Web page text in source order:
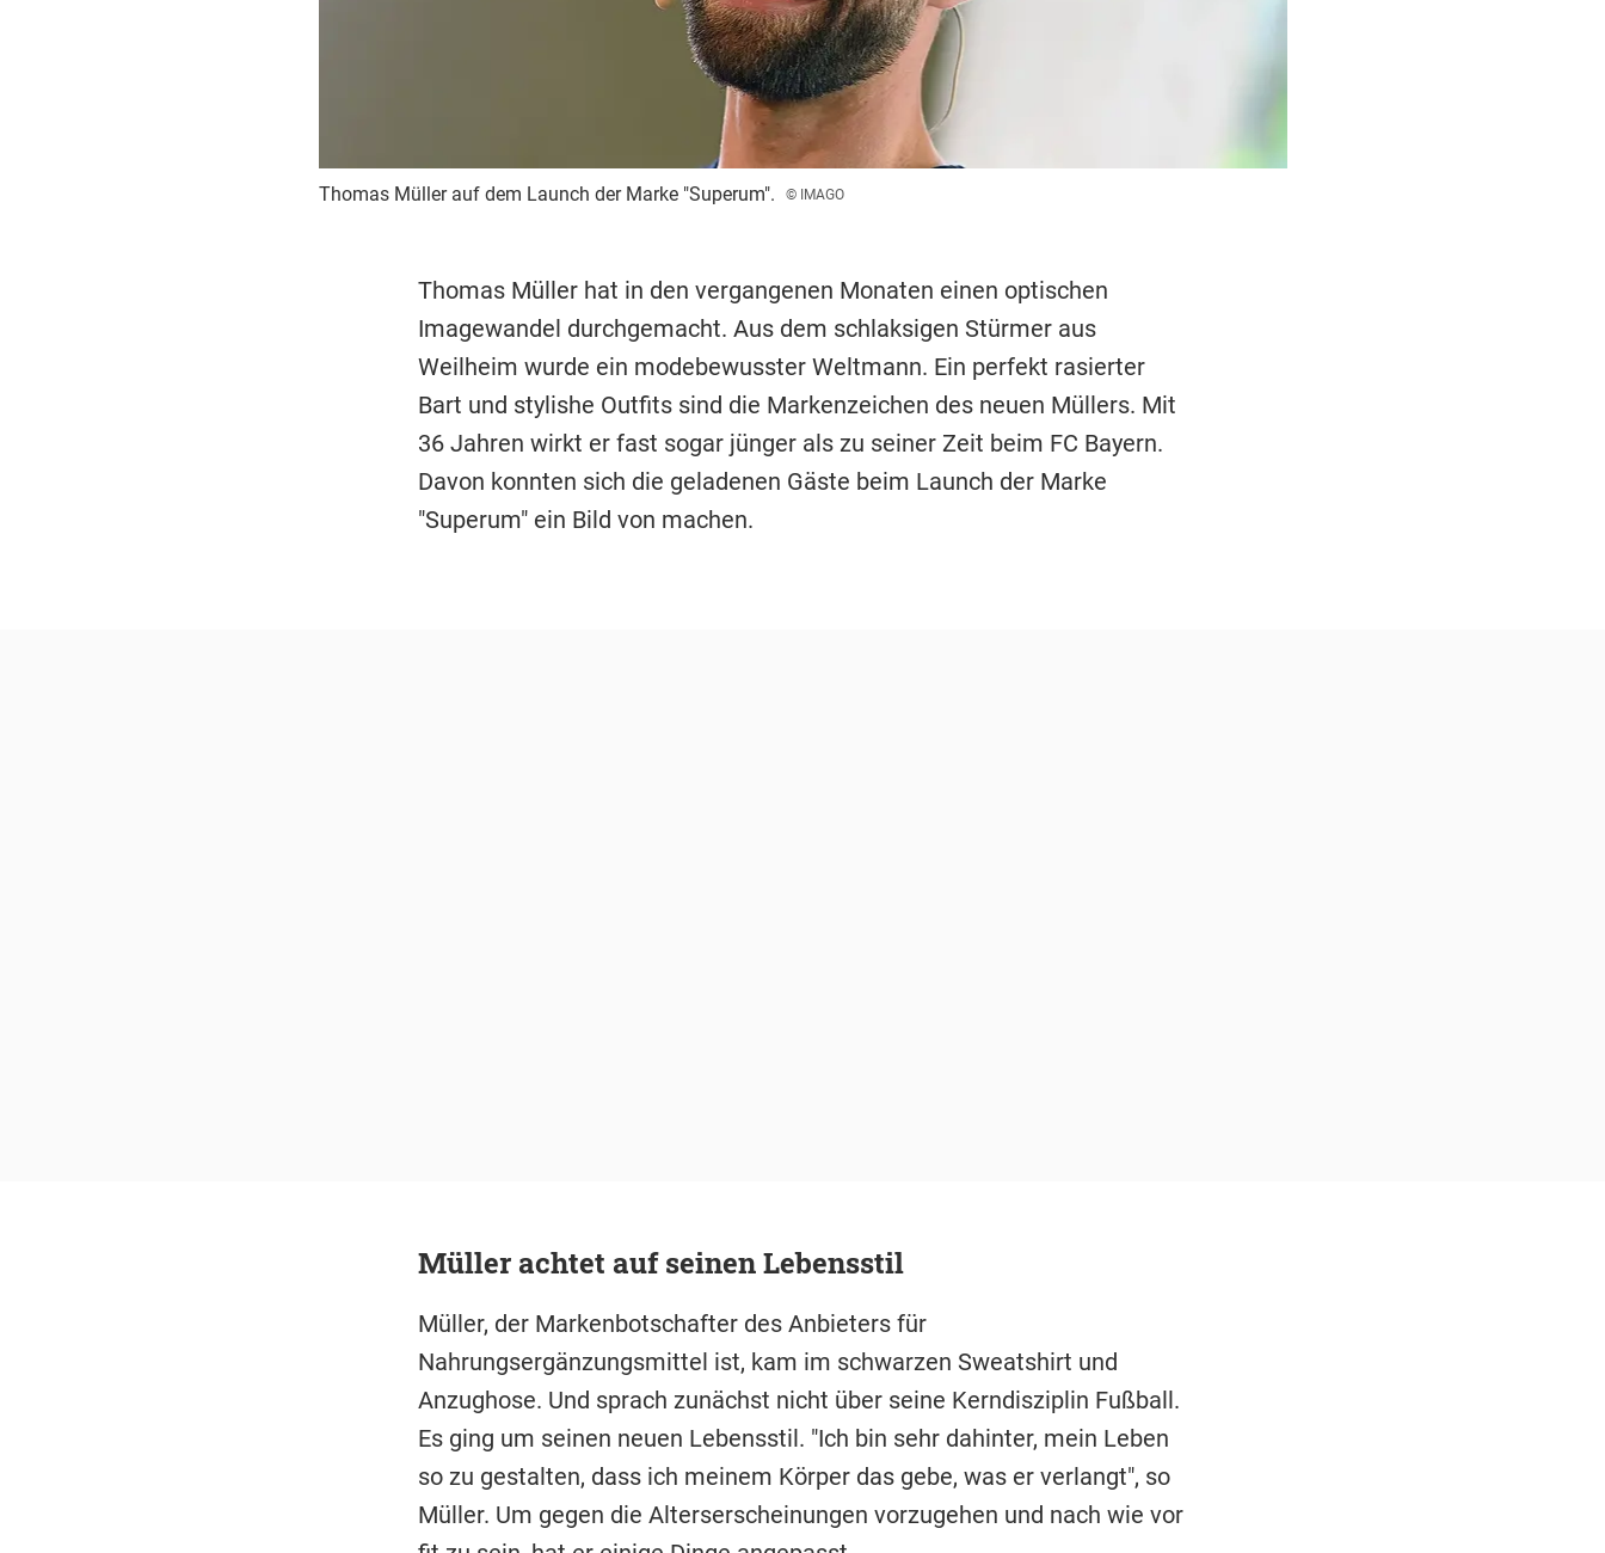
Thomas Müller auf dem Launch der Marke "Superum". © IMAGO
Thomas Müller hat in den vergangenen Monaten einen optischen
Imagewandel durchgemacht. Aus dem schlaksigen Stürmer aus
Weilheim wurde ein modebewusster Weltmann. Ein perfekt rasierter
Bart und stylishe Outfits sind die Markenzeichen des neuen Müllers. Mit
36 Jahren wirkt er fast sogar jünger als zu seiner Zeit beim FC Bayern.
Davon konnten sich die geladenen Gäste beim Launch der Marke
"Superum" ein Bild von machen.
Müller achtet auf seinen Lebensstil
Müller, der Markenbotschafter des Anbieters für
Nahrungsergänzungsmittel ist, kam im schwarzen Sweatshirt und
Anzughose. Und sprach zunächst nicht über seine Kerndisziplin Fußball.
Es ging um seinen neuen Lebensstil. "Ich bin sehr dahinter, mein Leben
so zu gestalten, dass ich meinem Körper das gebe, was er verlangt", so
Müller. Um gegen die Alterserscheinungen vorzugehen und nach wie vor